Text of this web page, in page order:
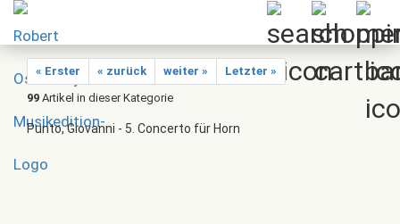
« Erster « zurück weiter »
Letzter »
99 Artikel in dieser Kategorie
Punto, Giovanni - 5. Concerto für Horn